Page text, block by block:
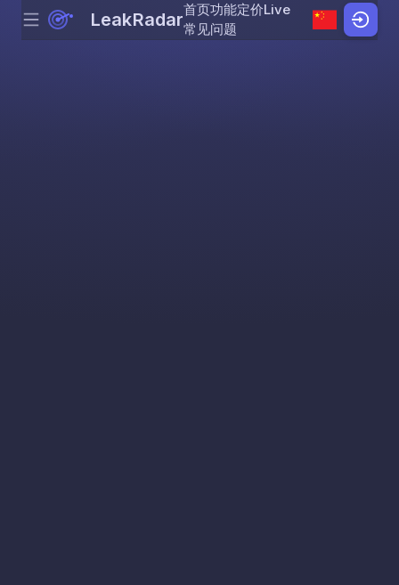
Skip to content
Menu LeakRadar首页功能定价Live
常见问题